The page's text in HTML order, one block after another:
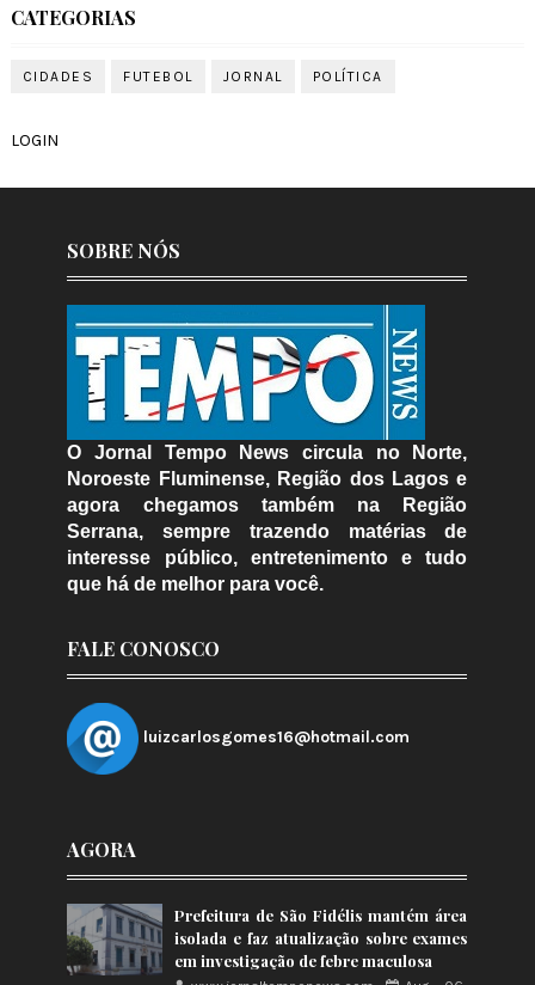
CATEGORIAS
CIDADES FUTEBOL JORNAL POLÍTICA
LOGIN
SOBRE NÓS
O Jornal Tempo News circula no Norte,
Noroeste Fluminense, Região dos Lagos e
agora chegamos também na Região
Serrana, sempre trazendo matérias de
interesse público, entretenimento e tudo
que há de melhor para você.
FALE CONOSCO
luizcarlosgomes16@hotmail.com
AGORA
Prefeitura de São Fidélis mantém área
isolada e faz atualização sobre exames
em investigação de febre maculosa